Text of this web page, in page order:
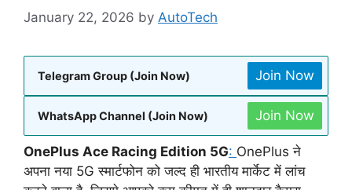
January 22, 2026 by AutoTech
Telegram Group (Join Now) Join Now
WhatsApp Channel (Join Now) Join Now
OnePlus Ace Racing Edition 5G: OnePlus ने
अपना नया 5G स्मार्टफोन को जल्द ही भारतीय मार्केट में लांच